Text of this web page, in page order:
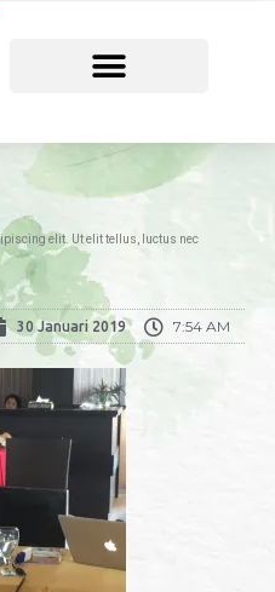
elit. Ut elit tellus, luctus nec
30 Januari 2019 7:54 AM